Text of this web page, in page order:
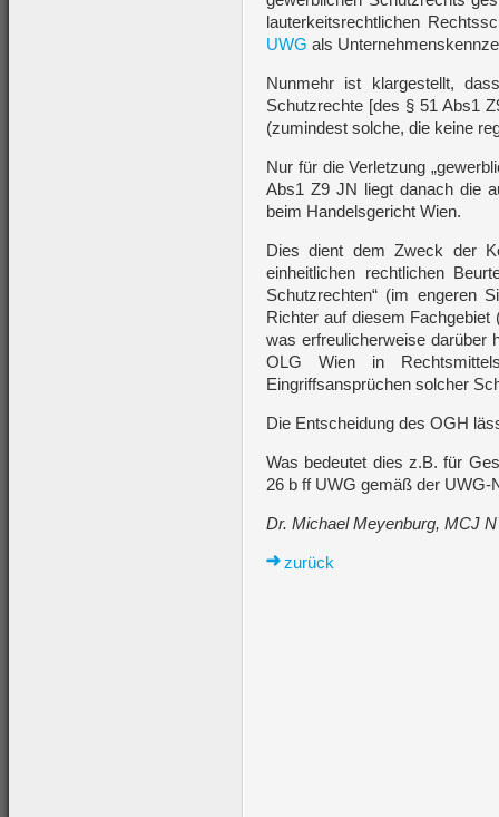
lauterkeitsrechtlichen
UWG als
Nunmehr ist klargestellt,
Schutzrechte [des § 51 Abs1
(zumindest solche, die keine
Nur für die Verletzung
Abs1 Z9 JN liegt danach die
beim Handelsgericht Wien.
Dies dient dem Zweck der
einheitlichen rechtlichen
Schutzrechten“ (im engeren
Richter auf diesem
was erfreulicherweise darüber
OLG Wien in
Eingriffsansprüchen solcher
Die Entscheidung des OGH
Was bedeutet dies z.B. für
26 b ff UWG gemäß der UWG-
Dr. Michael Meyenburg, MCJ
zurück